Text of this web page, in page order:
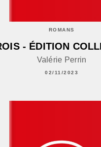
ROMANS
- ÉDITION
Valérie Perrin
02/11/2023